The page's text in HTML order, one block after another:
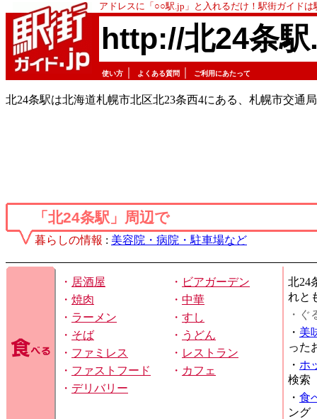
アドレスに「○○駅.jp」と入れるだけ！駅街ガイド
http://北24条
使い方 よくある質問 ご利用にあたって
北24条駅は北海道札幌市北区北23条西4にある、札幌市交通
「北24条駅」周辺で
暮らしの情報 : 美容院・病院・駐車場など
・ 居酒屋 ・ ビアガーデン
・ 焼肉 ・ 中華
・ ラーメン ・ すし
・ そば ・ うどん
・ ファミレス ・ レストラン
・ ファストフード ・ カフェ
・ デリバリー
北24
れと
・ぐ
・ 美
った
・ ホ
検索
・ 食
ング